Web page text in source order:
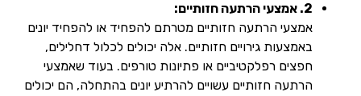
2. אמצעי הרתעה חזותיים:
אמצעי הרתעה חזותיים מטרתם להפחיד או להפחיד יונים
באמצעות גירויים חזותיים. אלה יכולים לכלול דחלילים,
חפצים רפלקטיביים או פתיונות טורפים. בעוד שאמצעי
הרתעה חזותיים עשויים להרתיע יונים בהתחלה, הם יכולים